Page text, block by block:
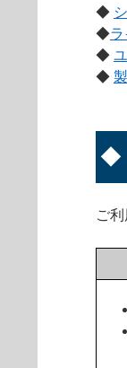
◆
◆
◆
◆
◆
ご